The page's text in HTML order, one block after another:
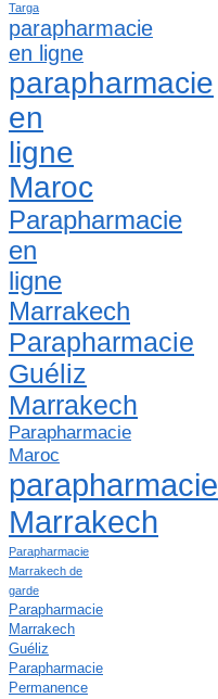
Targa
parapharmacie
en ligne
parapharmacie
en
ligne
Maroc
Parapharmacie
en
ligne
Marrakech
Parapharmacie
Guéliz
Marrakech
Parapharmacie
Maroc
parapharmacie
Marrakech
Parapharmacie
Marrakech de
garde
Parapharmacie
Marrakech
Guéliz
Parapharmacie
Permanence